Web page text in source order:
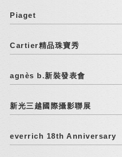
Piaget
Cartier精品珠寶秀
agnès b.新裝發表會
新光三越國際攝影聯展
everrich 18th Anniversary